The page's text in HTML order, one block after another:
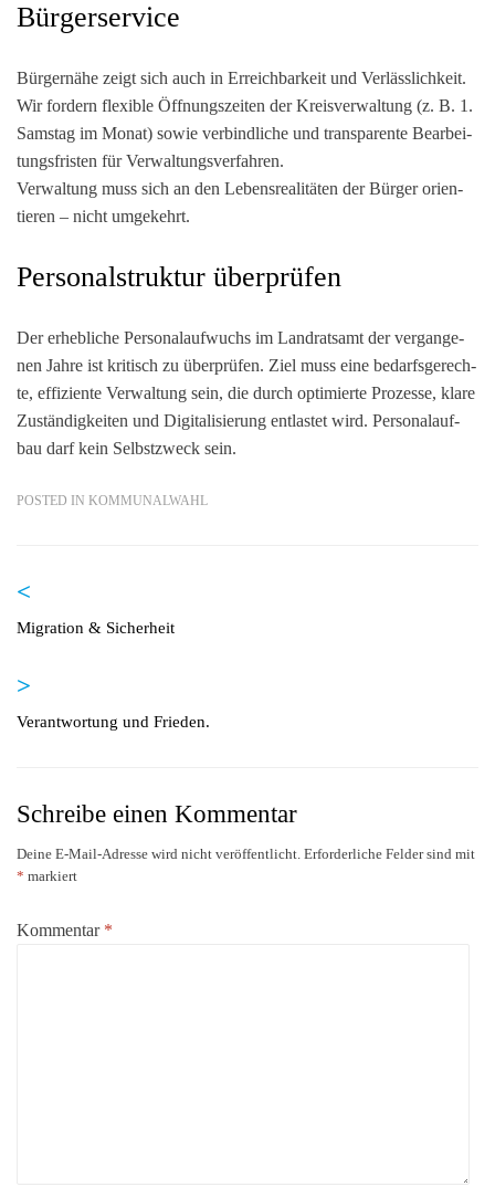
Bürgerservice
Bür­ger­nä­he zeigt sich auch in Erreich­bar­keit und Ver­läss­lich­keit.
Wir for­dern fle­xi­ble Öff­nungs­zei­ten der Kreis­ver­wal­tung (z. B. 1.
Sams­tag im Monat) sowie ver­bind­li­che und trans­pa­ren­te Bear­bei­
tungs­fris­ten für Ver­wal­tungs­ver­fah­ren.
Ver­wal­tung muss sich an den Lebens­rea­li­tä­ten der Bür­ger ori­en­
tie­ren – nicht umgekehrt.
Personalstruktur überprüfen
Der erheb­li­che Per­so­nal­auf­wuchs im Land­rats­amt der ver­gan­ge­
nen Jah­re ist kri­tisch zu über­prü­fen. Ziel muss eine bedarfs­ge­rech­
te, effi­zi­en­te Ver­wal­tung sein, die durch opti­mier­te Pro­zes­se, kla­re
Zustän­dig­kei­ten und Digi­ta­li­sie­rung ent­las­tet wird. Per­so­nal­auf­
bau darf kein Selbst­zweck sein.
POSTED IN KOMMUNALWAHL
Beitragsnavigation
<
Migration & Sicherheit
>
Verantwortung und Frieden.
Schreibe einen Kommentar
Deine E-Mail-Adresse wird nicht veröffentlicht. Erforderliche Felder sind mit
* markiert
Kommentar *